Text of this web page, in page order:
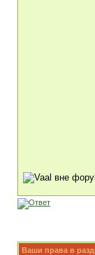
Ваши права в